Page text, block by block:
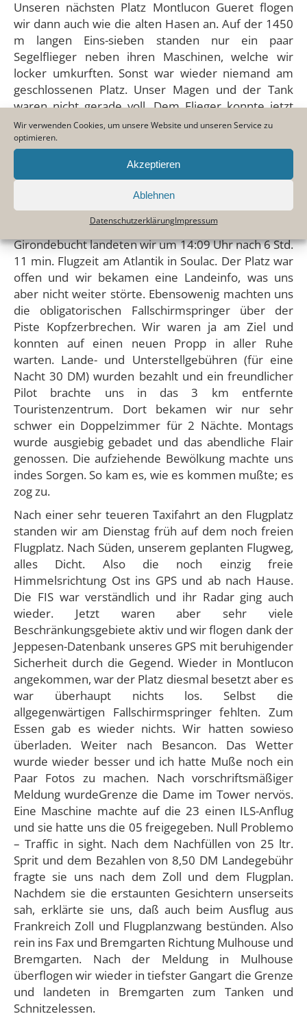
Wir verwenden Cookies, um unsere Website und unseren Service zu
optimieren.
Akzeptieren
Ablehnen
DatenschutzerklärungImpressum
Unseren nächsten Platz Montlucon Gueret flogen
wir dann auch wie die alten Hasen an. Auf der 1450
m langen Eins-sieben standen nur ein paar
Segelflieger neben ihren Maschinen, welche wir
locker umkurften. Sonst war wieder niemand am
geschlossenen Platz. Unser Magen und der Tank
waren nicht gerade voll. Dem Flieger konnte jetzt
aber mit 65 Liter F3 (100 LL) zu 2,55 DM geholfen
werden. Ein Anwesender Pilot gab uns nach
unzähligen Unterschriften von dem raren Saft. Er
mußte sich selbst erst mal über das Prozedere
schlau machen. Nach einem Müsliriegel ging es zur
letzten Etappe nach Soulac sur Mer.
GirondebuchtNach einem Tiefflug über die
Girondebucht landeten wir um 14:09 Uhr nach 6 Std.
11 min. Flugzeit am Atlantik in Soulac. Der Platz war
offen und wir bekamen eine Landeinfo, was uns
aber nicht weiter störte. Ebensowenig machten uns
die obligatorischen Fallschirmspringer über der
Piste Kopfzerbrechen. Wir waren ja am Ziel und
konnten auf einen neuen Propp in aller Ruhe
warten. Lande- und Unterstellgebühren (für eine
Nacht 30 DM) wurden bezahlt und ein freundlicher
Pilot brachte uns in das 3 km entfernte
Touristenzentrum. Dort bekamen wir nur sehr
schwer ein Doppelzimmer für 2 Nächte. Montags
wurde ausgiebig gebadet und das abendliche Flair
genossen. Die aufziehende Bewölkung machte uns
indes Sorgen. So kam es, wie es kommen mußte; es
zog zu.
Nach einer sehr teueren Taxifahrt an den Flugplatz
standen wir am Dienstag früh auf dem noch freien
Flugplatz. Nach Süden, unserem geplanten Flugweg,
alles Dicht. Also die noch einzig freie
Himmelsrichtung Ost ins GPS und ab nach Hause.
Die FIS war verständlich und ihr Radar ging auch
wieder. Jetzt waren aber sehr viele
Beschränkungsgebiete aktiv und wir flogen dank der
Jeppesen-Datenbank unseres GPS mit beruhigender
Sicherheit durch die Gegend. Wieder in Montlucon
angekommen, war der Platz diesmal besetzt aber es
war überhaupt nichts los. Selbst die
allgegenwärtigen Fallschirmspringer fehlten. Zum
Essen gab es wieder nichts. Wir hatten sowieso
überladen. Weiter nach Besancon. Das Wetter
wurde wieder besser und ich hatte Muße noch ein
Paar Fotos zu machen. Nach vorschriftsmäßiger
Meldung wurdeGrenze die Dame im Tower nervös.
Eine Maschine machte auf die 23 einen ILS-Anflug
und sie hatte uns die 05 freigegeben. Null Problemo
– Traffic in sight. Nach dem Nachfüllen von 25 ltr.
Sprit und dem Bezahlen von 8,50 DM Landegebühr
fragte sie uns nach dem Zoll und dem Flugplan.
Nachdem sie die erstaunten Gesichtern unserseits
sah, erklärte sie uns, daß auch beim Ausflug aus
Frankreich Zoll und Flugplanzwang bestünden. Also
rein ins Fax und Bremgarten Richtung Mulhouse und
Bremgarten. Nach der Meldung in Mulhouse
überflogen wir wieder in tiefster Gangart die Grenze
und landeten in Bremgarten zum Tanken und
Schnitzelessen.